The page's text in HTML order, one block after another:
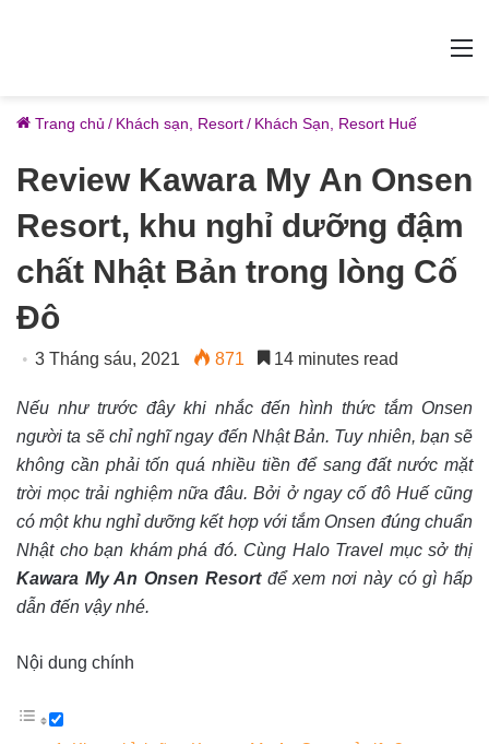
Trang chủ / Khách sạn, Resort/ Khách Sạn, Resort Huế
Review Kawara My An Onsen
Resort, khu nghỉ dưỡng đậm
chất Nhật Bản trong lòng Cố
Đô
3 Tháng sáu, 2021 871 14 minutes read
Nếu như trước đây khi nhắc đến hình thức tắm Onsen
người ta sẽ chỉ nghĩ ngay đến Nhật Bản. Tuy nhiên, bạn sẽ
không cần phải tốn quá nhiều tiền để sang đất nước mặt
trời mọc trải nghiệm nữa đâu. Bởi ở ngay cố đô Huế cũng
có một khu nghỉ dưỡng kết hợp với tắm Onsen đúng chuẩn
Nhật cho bạn khám phá đó. Cùng Halo Travel mục sở thị
Kawara My An Onsen Resortđể xem nơi này có gì hấp
dẫn đến vậy nhé.
Nội dung chính